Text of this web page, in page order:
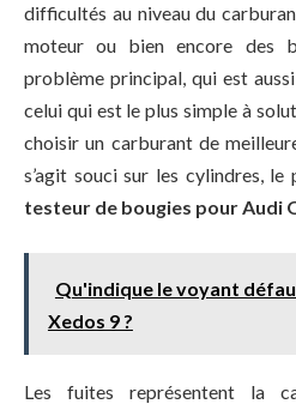
difficultés au niveau du
moteur ou bien encore des
problème principal, qui est
celui qui est le plus simple à
choisir un carburant de
s’agit souci sur les cylindres,
testeur de bougies pour Audi
Qu'indique le voyant
Xedos 9 ?
Les fuites représentent la